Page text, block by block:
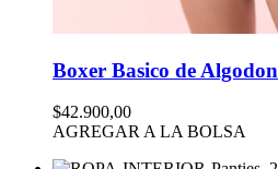
Boxer Basico de Algodon
$42.900,00
AGREGAR A LA BOLSA